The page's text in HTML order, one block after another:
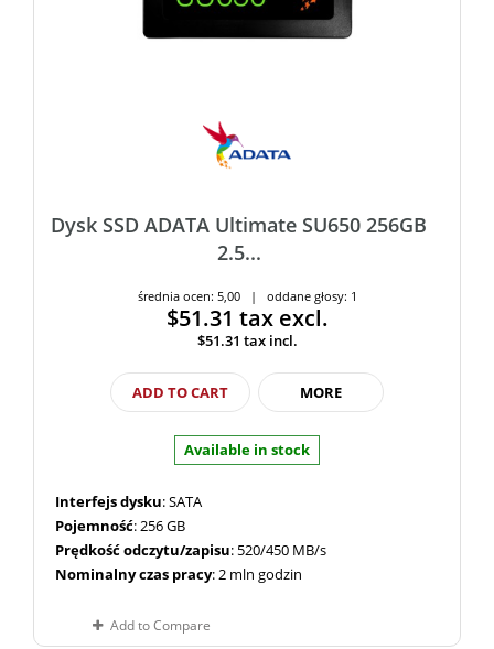
Dysk SSD ADATA Ultimate SU650 256GB
2.5...
średnia ocen: 5,00 | oddane głosy: 1
$51.31 tax excl.
$51.31 tax incl.
ADD TO CART MORE
Available in stock
Interfejs dysku: SATA
Pojemność: 256 GB
Prędkość odczytu/zapisu: 520/450 MB/s
Nominalny czas pracy: 2 mln godzin
Add to Compare